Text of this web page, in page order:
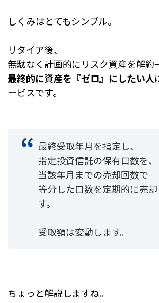
しくみはとてもシンプル。
リタイア後、
無駄なく計画的にリスク資産を解約
最終的に資産を『ゼロ』にしたい人
ービスです。
最終受取年月を指定し、
指定投資信託の保有口数を、
当該年月までの売却回数で
等分した口数を定期的に売
す。
受取額は変動します。
ちょっと解説しますね。